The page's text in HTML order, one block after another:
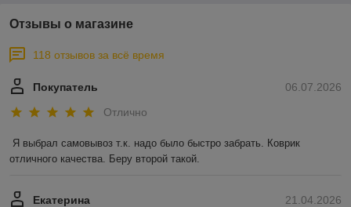
Отзывы о магазине
118 отзывов за всё время
06.07.2026
Покупатель
Отлично
Я выбрал самовывоз т.к. надо было быстро забрать. Коврик
отличного качества. Беру второй такой.
21.04.2026
Екатерина